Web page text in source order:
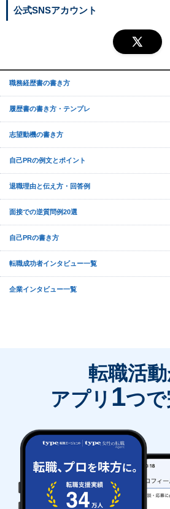
公式SNSアカウント
職務経歴書の書き方
履歴書の書き方・テンプレ
志望動機の書き方
自己PRの例文とポイント
退職理由と伝え方・回答例
面接での逆質問例20選
自己PRの書き方
転職成功者インタビュー一覧
企業インタビュー一覧
転職活
アプリ 1つで